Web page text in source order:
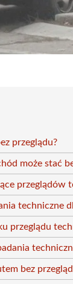
przeglądu?
może stać
przeglądów
techniczne
przeglądu
bez